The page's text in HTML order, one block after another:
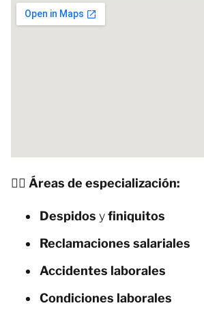
🧑‍⚖️ Áreas de especialización:
Despidos yfiniquitos
Reclamaciones salariales
Accidentes laborales
Condiciones laborales